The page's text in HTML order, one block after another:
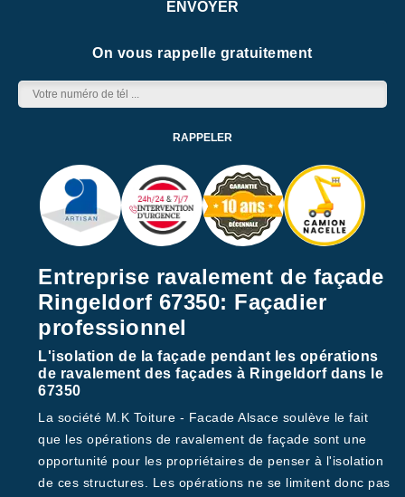
On vous rappelle gratuitement
Entreprise ravalement de façade
Ringeldorf 67350: Façadier
professionnel
L'isolation de la façade pendant les opérations
de ravalement des façades à Ringeldorf dans le
67350
La société M.K Toiture - Facade Alsace soulève le fait
que les opérations de ravalement de façade sont une
opportunité pour les propriétaires de penser à l'isolation
de ces structures. Les opérations ne se limitent donc pas